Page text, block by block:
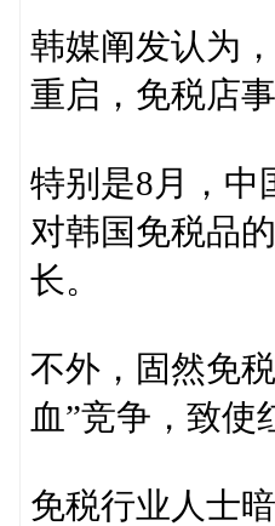
韩媒阐发认为
重启，免税店
特别是8月，中
对韩国免税品
长。
不外，固然免
血”竞争，致使
免税行业人士